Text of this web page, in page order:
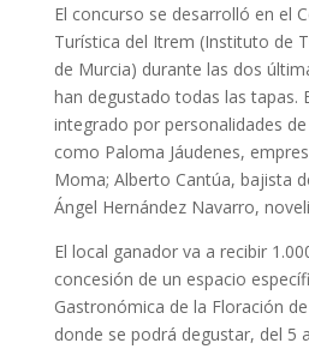
El concurso se desarrolló en el
Turística del Itrem (Instituto de
de Murcia) durante las dos
han degustado todas las tapas.
integrado por personalidades
como Paloma Jáudenes,
Moma; Alberto Cantúa, bajista
Ángel Hernández Navarro,
El local ganador va a recibir
concesión de un espacio
Gastronómica de la Floración de
donde se podrá degustar, del 5